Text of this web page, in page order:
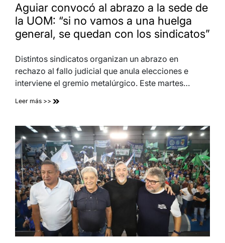
Aguiar convocó al abrazo a la sede de
la UOM: “si no vamos a una huelga
general, se quedan con los sindicatos”
Distintos sindicatos organizan un abrazo en
rechazo al fallo judicial que anula elecciones e
interviene el gremio metalúrgico. Este martes…
Leer más >>